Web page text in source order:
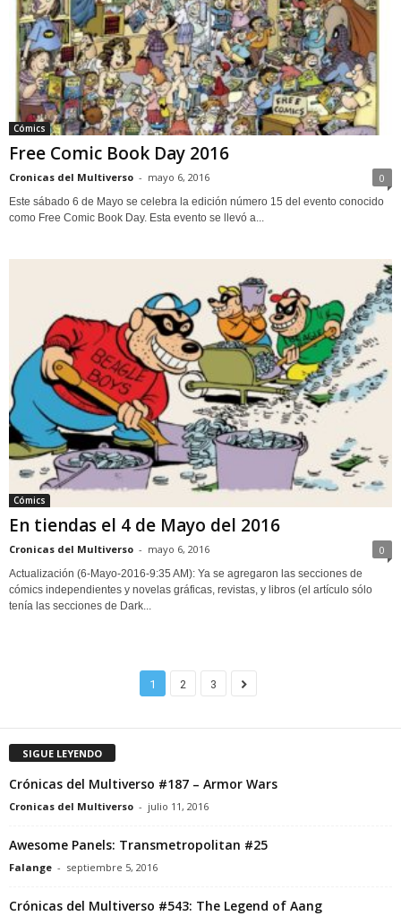
Cómics
Free Comic Book Day 2016
Cronicas del Multiverso - mayo 6, 2016 0
Este sábado 6 de Mayo se celebra la edición número 15 del evento conocido
como Free Comic Book Day. Esta evento se llevó a...
Cómics
En tiendas el 4 de Mayo del 2016
Cronicas del Multiverso - mayo 6, 2016 0
Actualización (6-Mayo-2016-9:35 AM): Ya se agregaron las secciones de
cómics independientes y novelas gráficas, revistas, y libros (el artículo sólo
tenía las secciones de Dark...
1 2 3
SIGUE LEYENDO
Crónicas del Multiverso #187 – Armor Wars
Cronicas del Multiverso - julio 11, 2016
Awesome Panels: Transmetropolitan #25
Falange - septiembre 5, 2016
Crónicas del Multiverso #543: The Legend of Aang